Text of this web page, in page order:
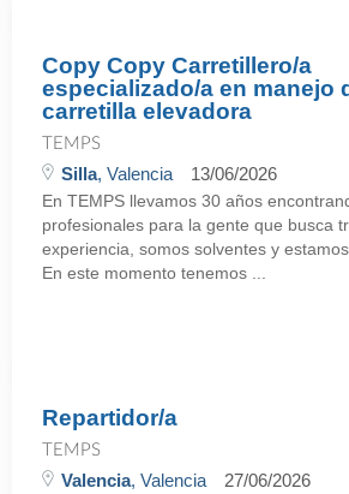
Copy Copy Carretillero/a
especializado/a en manejo
carretilla elevadora
TEMPS
Silla, Valencia 13/06/2026
En TEMPS llevamos 30 años
profesionales para la gente que busca
experiencia, somos solventes y
En este momento tenemos ...
Repartidor/a
TEMPS
Valencia, Valencia 27/06/2026